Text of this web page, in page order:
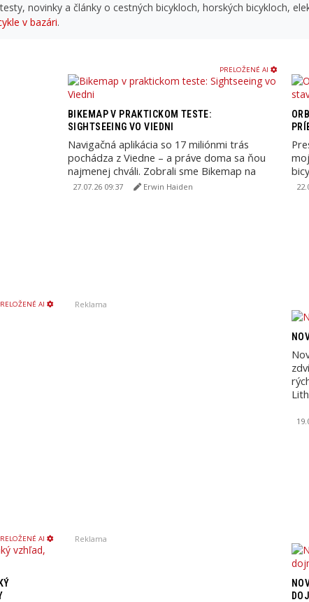
novinky a články o cestných bicykloch, horských bicykloch,
v bazári.
PRELOŽENÉ AI
BIKEMAP V PRAKTICKOM TESTE:
SIGHTSEEING VO VIEDNI
Navigačná aplikácia so 17 miliónmi trás
pochádza z Viedne – a práve doma sa ňou
najmenej chváli. Zobrali sme Bikemap na
polodňový ...
27.07.26 09:37 Erwin Haiden
AI Reklama
AI Reklama